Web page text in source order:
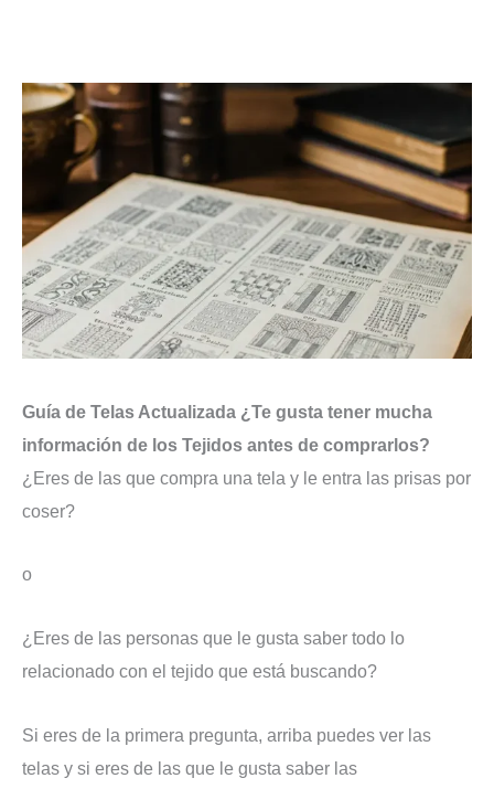
Guía de Telas Actualizada ¿Te gusta tener mucha
información de los Tejidos antes de comprarlos?
¿Eres de las que compra una tela y le entra las prisas por
coser?
o
¿Eres de las personas que le gusta saber todo lo
relacionado con el tejido que está buscando?
Si eres de la primera pregunta, arriba puedes ver las
telas y si eres de las que le gusta saber las